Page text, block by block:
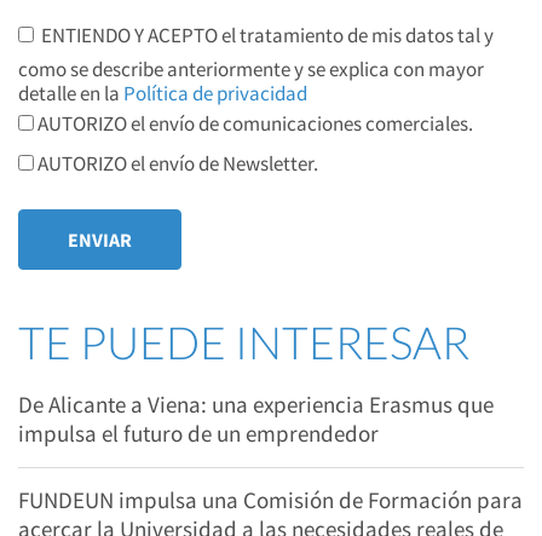
ENTIENDO Y ACEPTO el tratamiento de mis datos tal y
como se describe anteriormente y se explica con mayor
detalle en la Política de privacidad
AUTORIZO el envío de comunicaciones comerciales.
AUTORIZO el envío de Newsletter.
TE PUEDE INTERESAR
De Alicante a Viena: una experiencia Erasmus que
impulsa el futuro de un emprendedor
FUNDEUN impulsa una Comisión de Formación para
acercar la Universidad a las necesidades reales de